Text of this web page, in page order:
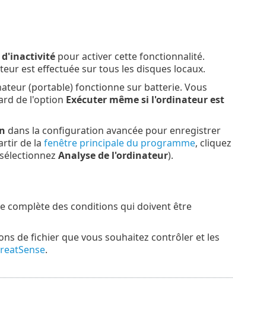
d'inactivitépour activer cette fonctionnalité.
est effectuée sur tous les disques locaux.
(portable) fonctionne sur batterie. Vous
de l'option Exécuter même si l'ordinateur est
dans la configuration avancée pour enregistrer
de la fenêtre principale du programme, cliquez
Analyse de l'ordinateur).
complète des conditions qui doivent être
de fichier que vous souhaitez contrôler et les
.